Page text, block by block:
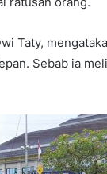
Taty,
Sebab ia